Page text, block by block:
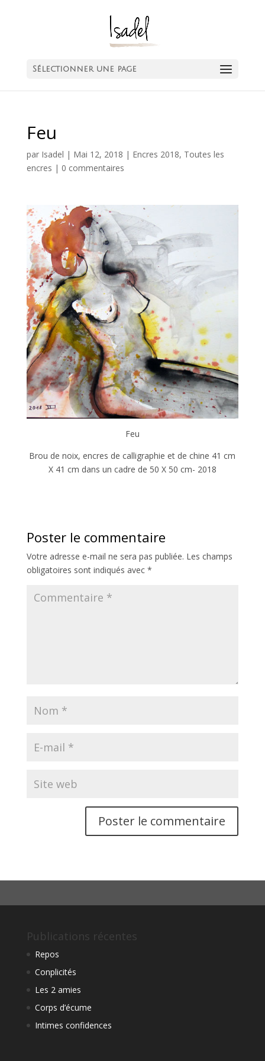
Sélectionner une page
Feu
par Isadel | Mai 12, 2018 | Encres 2018, Toutes les
encres | 0 commentaires
Feu
Brou de noix, encres de calligraphie et de chine 41 cm
X 41 cm dans un cadre de 50 X 50 cm- 2018
Poster le commentaire
Votre adresse e-mail ne sera pas publiée. Les champs
obligatoires sont indiqués avec *
Publications récentes
Repos
Conplicités
Les 2 amies
Corps d’écume
Intimes confidences